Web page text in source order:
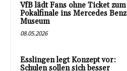
VfB lädt Fans ohne Ticket zum
Pokalfinale ins Mercedes Benz
Museum
08.05.2026
Esslingen legt Konzept vor:
Schulen sollen sich besser